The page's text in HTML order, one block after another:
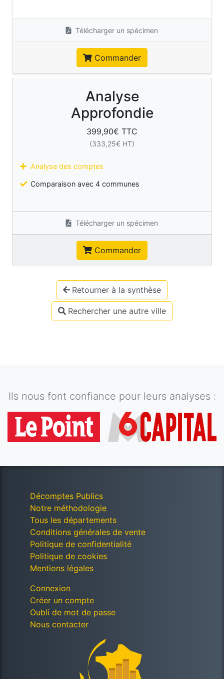
Télécharger un spécimen
Commander
Analyse
Approfondie
399,90€ TTC
(333,25€ HT)
Analyse des comptes
Comparaison avec 4 communes
Télécharger un spécimen
Commander
Retourner à la synthèse
Rechercher une autre ville
Ils nous font confiance pour leurs analyses :
Décomptes Publics
Notre méthodologie
Tous les départements
Conditions générales de vente
Politique de confidentialité
Politique de cookies
Mentions légales
Connexion
Créer un compte
Oubli de mot de passe
Nous contacter